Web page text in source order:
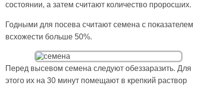
состоянии, а затем считают количество проросших.
Годными для посева считают семена с показателем
всхожести больше 50%.
Перед высевом семена следуют обеззаразить. Для
этого их на 30 минут помещают в крепкий раствор